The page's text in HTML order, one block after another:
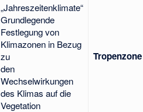
„Jahreszeitenklimate“
Grundlegende
Festlegung von
Klimazonen in Bezug
zu
den
Wechselwirkungen
des Klimas auf die
Vegetation
Tropenzone